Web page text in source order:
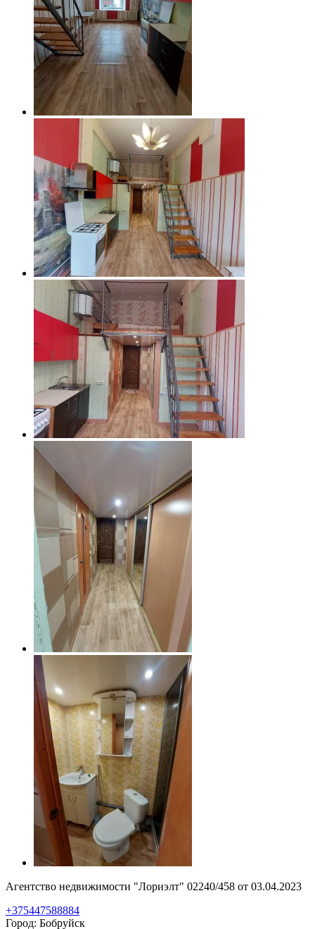
Агентство недвижимости "Лориэлт" 02240/458 от 03.04.2023
+375447588884
Город: Бобруйск